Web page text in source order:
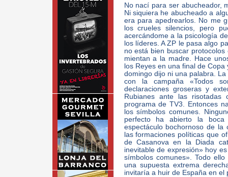
No nací para ser abucheador,
Ni siquiera he abucheado a
era para apedrearlos. No me
los crueles silencios, pero
acercándome a la psicología
los líderes. A ZP le pasa algo
no está bien buscar
mientan a la madre. Hace
los Reyes en una final de
domingo dijo ni una palabra.
con la campaña «Todos
declaraciones groseras y
Rubianes ante las risotadas
programa de TV3. Entonces
los símbolos comunes.
perfecto ha abierto la
espectáculo bochornoso de la
las formaciones políticas que
de Casanova en la Diada
inevitable de expresión» hoy
símbolos comunes». Todo
una supuesta extrema
invitaría a huir de España en el